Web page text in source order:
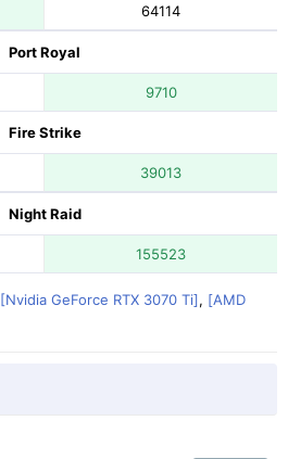
64114
Port Royal
9710
Fire Strike
39013
Night Raid
155523
[Nvidia GeForce RTX 3070 Ti], [AMD